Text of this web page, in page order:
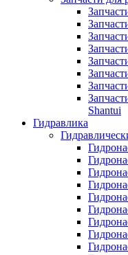
Shantui
Гидравлика